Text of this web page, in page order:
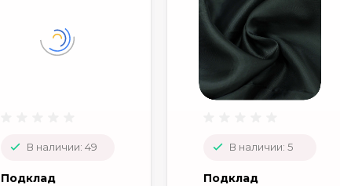
В наличии: 49
Подклад
В наличии: 5
Подклад